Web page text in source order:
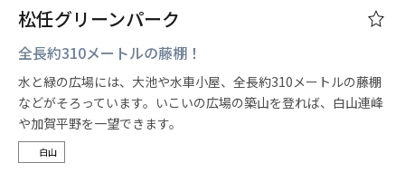
松任グリーンパーク
全長約310メートルの藤棚！
水と緑の広場には、大池や水車小屋、全長約310メートルの藤棚
などがそろっています。いこいの広場の築山を登れば、白山連峰
や加賀平野を一望できます。
白山